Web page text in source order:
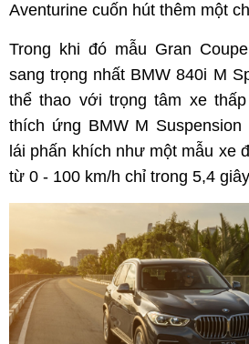
Aventurine cuốn hút thêm một
Trong khi đó mẫu Gran
sang trọng nhất BMW 840i M
thể thao với trọng tâm xe
thích ứng BMW M
lái phấn khích như một mẫu xe
từ 0 - 100 km/h chỉ trong 5,4